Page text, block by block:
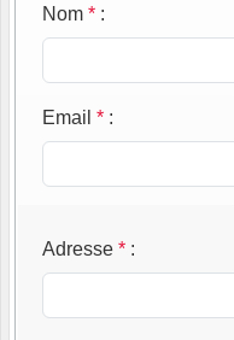
Nom * :
Email * :
Adresse * :